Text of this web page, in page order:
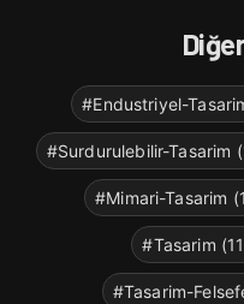
#Endustriyel-
#Surdurulebilir-Tasarim
#Mimari-Tasarim
#Tasarim
#Tasarim-